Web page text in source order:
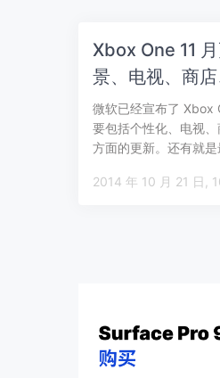
Xbox One 11
景、电视、商
微软已经宣布了 Xbox
要包括个性化、电视
方面的更新。还有就